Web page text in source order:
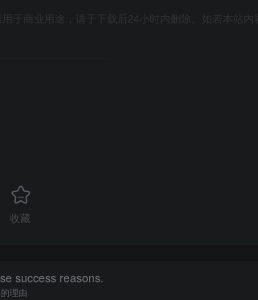
于商业用途，请于下载后24小时内删除。如若本站内容
收藏
success reasons.
理由